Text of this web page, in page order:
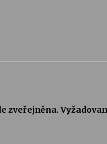
zveřejněna.